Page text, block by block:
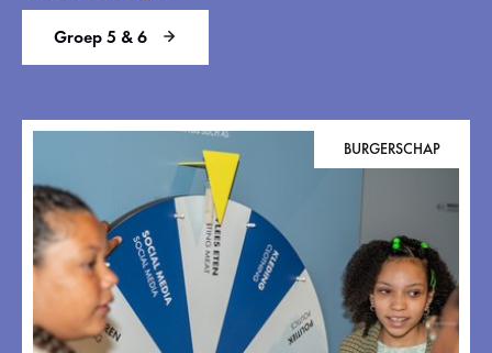
Groep 5 & 6
BURGERSCHAP